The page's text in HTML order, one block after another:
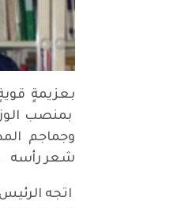
بعزيمةٍ
بمنصب
وجماجم
شعر رأسه
اتجه